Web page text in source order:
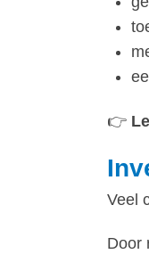
👉
Veel
Door